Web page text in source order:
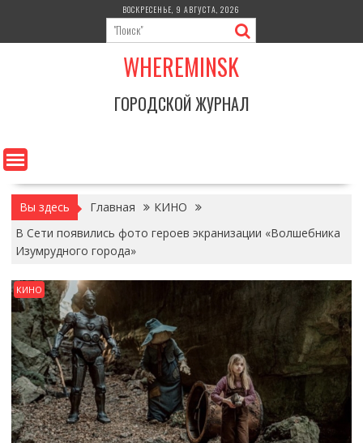
содержимому
ВОСКРЕСЕНЬЕ, 9 АВГУСТА, 2026
WHEREMINSK
ГОРОДСКОЙ ЖУРНАЛ
Вы здесь Главная
КИНО
В Сети появились фото героев экранизации «Волшебника
Изумрудного города»
КИНО